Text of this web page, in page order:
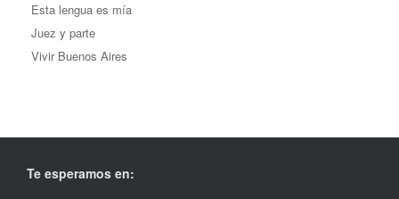
Esta lengua es mía
Juez y parte
Vivir Buenos Aires
Te esperamos en: